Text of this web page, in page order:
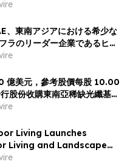
AGAE akan
bagi Memperoleh
Peneraju Infrastruktur
di Asia Tenggara.
ini akan Mengubah…
、東南アジアにおける希少な
ラのリーダー企業であるヒア
ため株式を発行し、「光コン
伝送」を融合したグローバル
ラットフォームへと変革、企
(約6370億円)、基準価格1
ル (約1592円…
億美元，參考股價每股 10.00
股份收購東南亞稀缺光纖基礎
，轉型為結合「光運算 +
智能光網絡平台
Living Launches
Living and Landscape
in Pasadena